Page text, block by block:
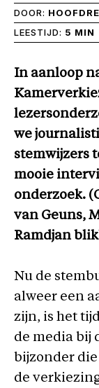
DOOR:
LEESTIJD: 5 MIN
In aanloop
we
stemwijzers
mooie
onderzoek.
van Geuns,
Ramdjan
Nu de
alweer een
zijn, is het
de media bij
bijzonder
de